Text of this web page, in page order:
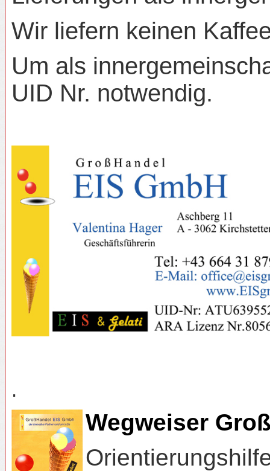
Wir liefern keinen
Um als
UID Nr. notwendig.
.
Wegweiser